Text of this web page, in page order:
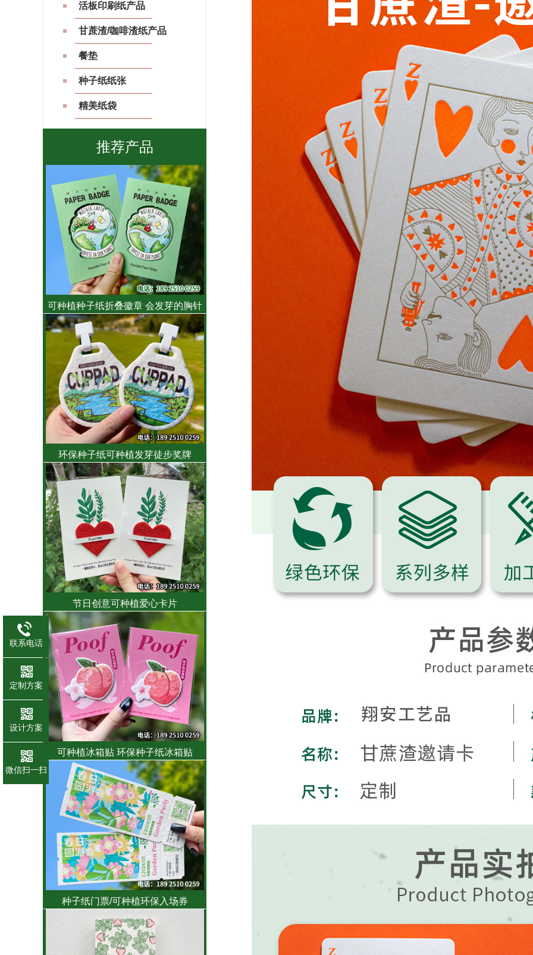
活板印刷纸产品
甘蔗渣/咖啡渣纸产品
餐垫
种子纸纸张
精美纸袋
推荐产品
可种植种子纸折叠徽章 会发芽的胸针
环保种子纸可种植发芽徒步奖牌
节日创意可种植爱心卡片
可种植冰箱贴 环保种子纸冰箱贴
种子纸门票/可种植环保入场券
联系电话
定制方案
设计方案
微信扫一扫